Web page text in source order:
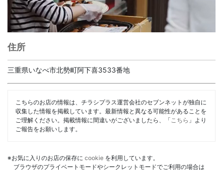
住所
三重県いなべ市北勢町阿下喜3533番地
こちらのお店の情報は、チラシプラス運営会社のセブンネットが独自に
収集した情報を掲載しています。最新情報と異なる可能性があることを
ご理解ください。掲載情報に間違いがございましたら、「 こちら 」より
ご報告をお願いします。
※お気に入りのお店の保存に cookie を利用しています。
ブラウザのプライベートモードやシークレットモードでご利用の場合は